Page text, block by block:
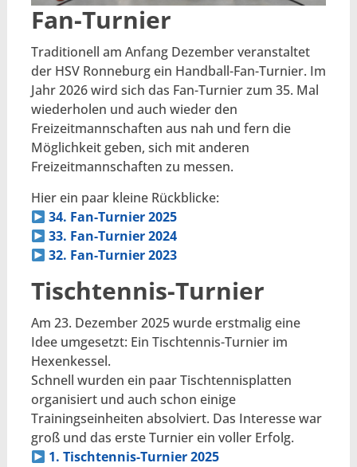
Fan-Turnier
Traditionell am Anfang Dezember veranstaltet
der HSV Ronneburg ein Handball-Fan-Turnier. Im
Jahr 2026 wird sich das Fan-Turnier zum 35. Mal
wiederholen und auch wieder den
Freizeitmannschaften aus nah und fern die
Möglichkeit geben, sich mit anderen
Freizeitmannschaften zu messen.
Hier ein paar kleine Rückblicke:
34. Fan-Turnier 2025
33. Fan-Turnier 2024
32. Fan-Turnier 2023
Tischtennis-Turnier
Am 23. Dezember 2025 wurde erstmalig eine
Idee umgesetzt: Ein Tischtennis-Turnier im
Hexenkessel.
Schnell wurden ein paar Tischtennisplatten
organisiert und auch schon einige
Trainingseinheiten absolviert. Das Interesse war
groß und das erste Turnier ein voller Erfolg.
1. Tischtennis-Turnier 2025